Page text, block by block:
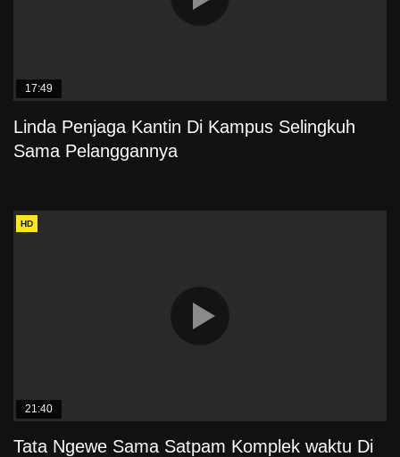
17:49
Linda Penjaga Kantin Di Kampus Selingkuh
Sama Pelanggannya
HD
21:40
Tata Ngewe Sama Satpam Komplek waktu Di